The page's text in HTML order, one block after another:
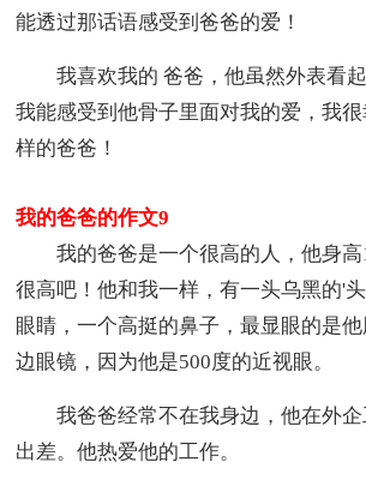
能透过那话语感受到爸爸的爱！
我喜欢我的 爸爸，他虽然外表看起
我能感受到他骨子里面对我的爱，我
样的爸爸！
我的爸爸的作文9
我的爸爸是一个很高的人，他身高
很高吧！他和我一样，有一头乌黑的'
眼睛，一个高挺的鼻子，最显眼的是
边眼镜，因为他是500度的近视眼。
我爸爸经常不在我身边，他在外企
出差。他热爱他的工作。